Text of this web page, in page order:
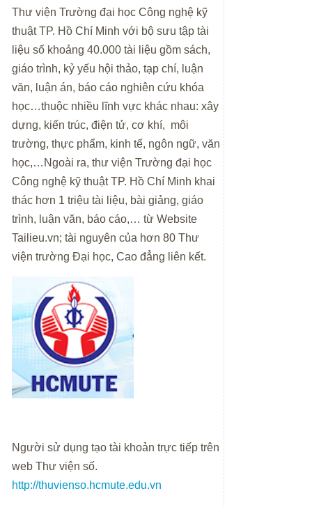
Thư viện Trường đại học Công nghệ kỹ
thuật TP. Hồ Chí Minh với bộ sưu tập tài
liệu số khoảng 40.000 tài liệu gồm sách,
giáo trình, kỷ yếu hội thảo, tạp chí, luận
văn, luận án, báo cáo nghiên cứu khóa
học…thuộc nhiều lĩnh vực khác nhau: xây
dựng, kiến trúc, điện tử, cơ khí, môi
trường, thực phẩm, kinh tế, ngôn ngữ, văn
học,…Ngoài ra, thư viện Trường đại học
Công nghệ kỹ thuật TP. Hồ Chí Minh khai
thác hơn 1 triệu tài liệu, bài giảng, giáo
trình, luận văn, báo cáo,… từ Website
Tailieu.vn; tài nguyên của hơn 80 Thư
viện trường Đại học, Cao đẳng liên kết.
Người sử dụng tạo tài khoản trực tiếp trên
web Thư viện số.
http://thuvienso.hcmute.edu.vn